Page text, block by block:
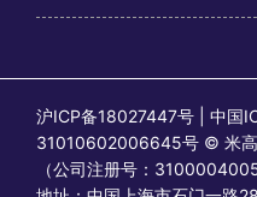
沪ICP备18027447号 | 中国
31010602006645号 © 米高
（公司注册号：